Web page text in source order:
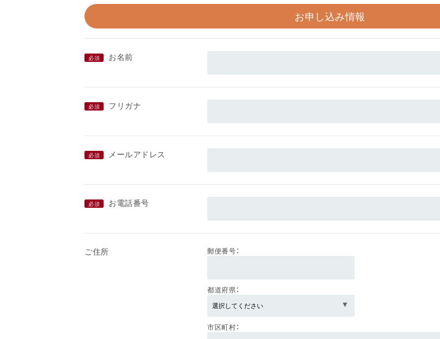
お申し込み情報
必須 お名前
必須 フリガナ
必須 メールアドレス
必須 お電話番号
ご住所 郵便番号：
都道府県：
市区町村：